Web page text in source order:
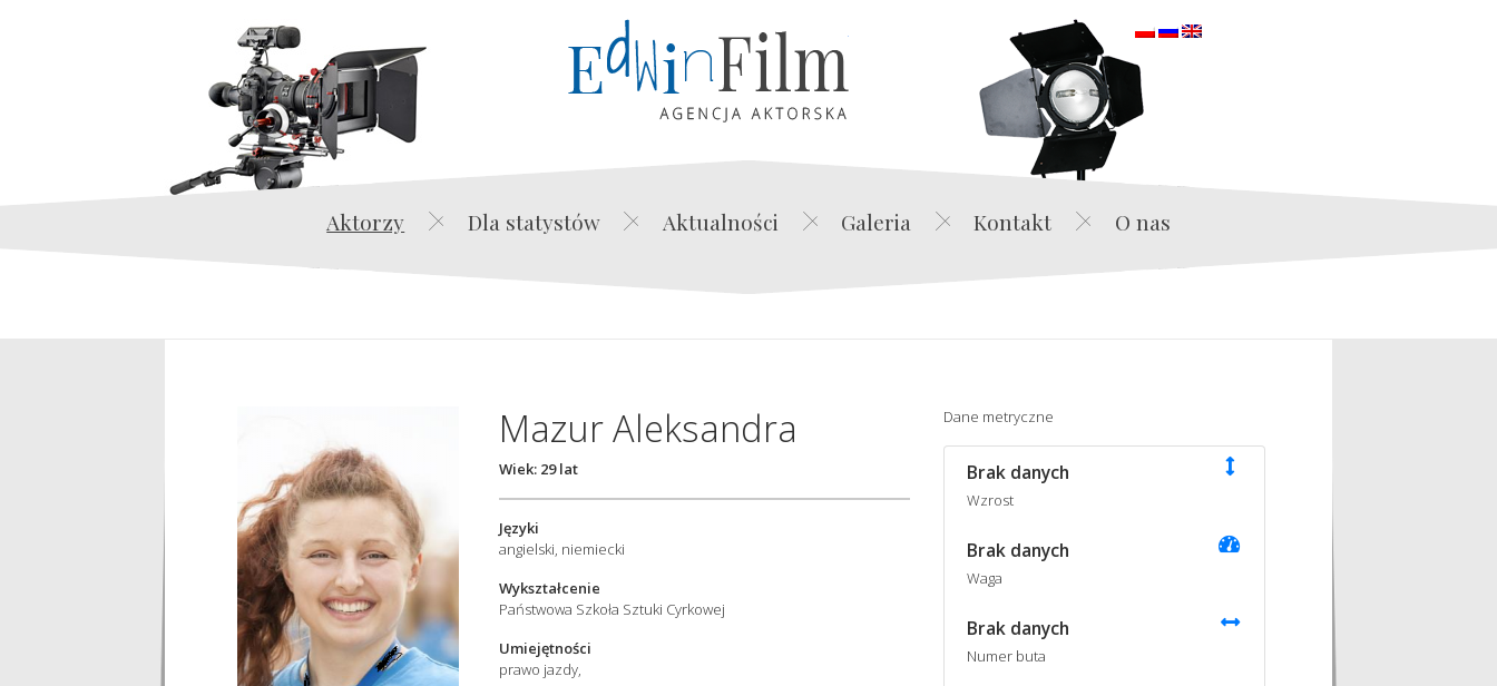
Edwin Film Agencja Aktorska
Aktorzy Dla statystów Aktualności Galeria Kontakt O nas
Mazur Aleksandra
Wiek: 29 lat
Języki
angielski, niemiecki
Wykształcenie
Państwowa Szkoła Sztuki Cyrkowej
Umiejętności
prawo jazdy,
Dane metryczne
Brak danych
Wzrost
Brak danych
Waga
Brak danych
Numer buta